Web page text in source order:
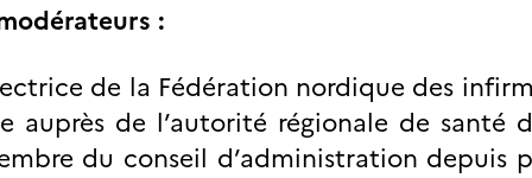
:
de la Fédération nordique des
auprès de l’autorité régionale de santé
du conseil d’administration depuis